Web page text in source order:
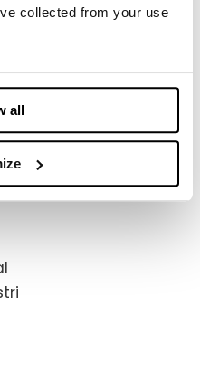
collected from your use
all